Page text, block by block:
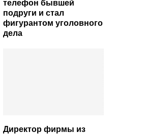
телефон бывшей
подруги и стал
фигурантом уголовного
дела
Директор фирмы из